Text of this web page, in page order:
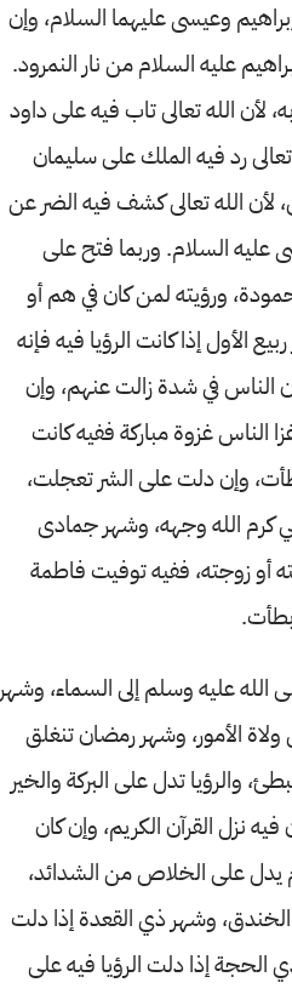
وعيسى عليهما السلام، وإن
عليه السلام من نار النمرود.
لأن الله تعالى تاب فيه على داود
تعالى رد فيه الملك على سليمان
لأن الله تعالى كشف فيه الضر عن
عليه السلام. وربما فتح على
ورؤيته لمن كان في هم أو
إذا كانت الرؤيا فيه فإنه
الناس في شدة زالت عنهم، وإن
الناس غزوة مباركة ففيه كانت
وإن دلت على الشر تعجلت،
كرم الله وجهه، وشهر جمادى
أو زوجته، ففيه توفيت فاطمة
الله عليه وسلم إلى السماء، وشهر
الأمور، وشهر رمضان تنغلق
والرؤيا تدل على البركة والخير
نزل القرآن الكريم، وإن كان
يدل على الخلاص من الشدائد،
الخندق، وشهر ذي القعدة إذا دلت
الحجة إذا دلت الرؤيا فيه على